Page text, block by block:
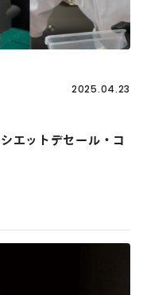
2025.04.23
エットデセール・コ